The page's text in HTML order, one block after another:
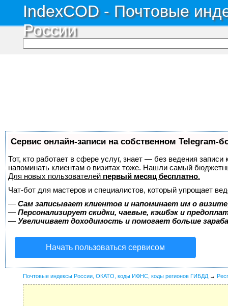
IndexCOD - Почтовые
России
Сервис онлайн-записи на собственном Telegram-
Тот, кто работает в сфере услуг, знает — без ведения
напоминать клиентам о визитах тоже. Нашли самый
Для новых пользователей первый месяц бесплатно.
Чат-бот для мастеров и специалистов, который упрощает
— Сам записывает клиентов и напоминает им о
— Персонализирует скидки, чаевые, кэшбэк и
— Увеличивает доходимость и помогает больше
Начать пользоваться сервисом
Почтовые индексы России, ОКАТО, коды ИФНС, коды регионов ГИБДД →